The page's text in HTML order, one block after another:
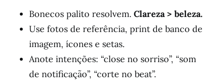
Bonecos palito resolvem. Clareza > beleza.
Use fotos de referência, print de banco de
imagem, ícones e setas.
Anote intenções: “close no sorriso”, “som
de notificação”, “corte no beat”.